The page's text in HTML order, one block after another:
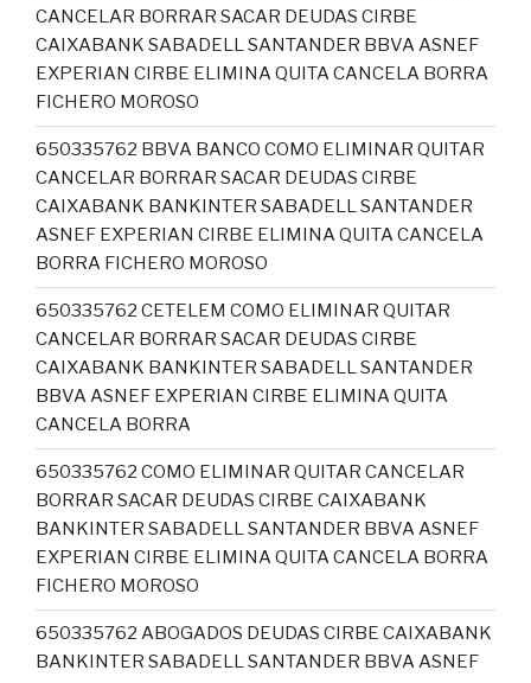
CANCELAR BORRAR SACAR DEUDAS CIRBE
CAIXABANK SABADELL SANTANDER BBVA ASNEF
EXPERIAN CIRBE ELIMINA QUITA CANCELA BORRA
FICHERO MOROSO
650335762 BBVA BANCO COMO ELIMINAR QUITAR
CANCELAR BORRAR SACAR DEUDAS CIRBE
CAIXABANK BANKINTER SABADELL SANTANDER
ASNEF EXPERIAN CIRBE ELIMINA QUITA CANCELA
BORRA FICHERO MOROSO
650335762 CETELEM COMO ELIMINAR QUITAR
CANCELAR BORRAR SACAR DEUDAS CIRBE
CAIXABANK BANKINTER SABADELL SANTANDER
BBVA ASNEF EXPERIAN CIRBE ELIMINA QUITA
CANCELA BORRA
650335762 COMO ELIMINAR QUITAR CANCELAR
BORRAR SACAR DEUDAS CIRBE CAIXABANK
BANKINTER SABADELL SANTANDER BBVA ASNEF
EXPERIAN CIRBE ELIMINA QUITA CANCELA BORRA
FICHERO MOROSO
650335762 ABOGADOS DEUDAS CIRBE CAIXABANK
BANKINTER SABADELL SANTANDER BBVA ASNEF